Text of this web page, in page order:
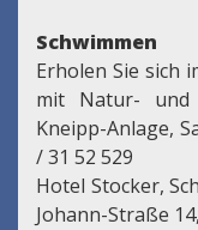
Schwimmen
Erholen Sie sich
mit Natur- und
Kneipp-Anlage,
/ 31 52 529
Hotel Stocker,
Johann-Straße